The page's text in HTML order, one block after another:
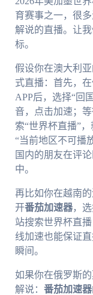
育赛事之一，很
解说的直播。让
标。
假设你在澳大利
式直播：首先，
APP后，选择“回
音，点击加速；
索“世界杯直播”
“当前地区不可播
国内的朋友在评
中。
再比如你在越南
开番茄加速器，
站搜索世界杯直
线加速也能保证
瞬间。
如果你在俄罗斯
解说： 番茄加速器